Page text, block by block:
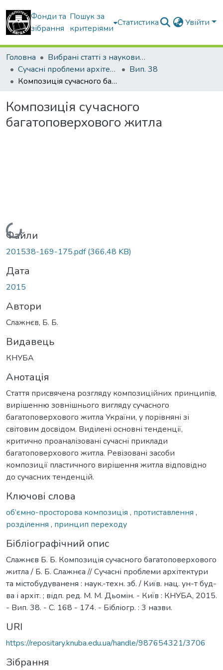
Фонди та
зібрання
Пошук за
критеріями
Статистика Увійти
Головна
Вибрані статті з наукових збірників КНУБА
Сучасні проблеми архітектури та містобудування
Вип. 38
Композиція сучасного багатоповерхового житла
Композиція сучасного
багатоповерхового житла
Вантажиться...
Файли
201538-169-175.pdf(366,48 KB)
Дата
2015
Автори
Слажнєв, Б. Б.
Видавець
КНУБА
Анотація
Стаття присвячена розгляду композиційних принципів,
вирішенню зовнішнього вигляду сучасного
багатоповерхового житла України, у порівняні зі
світовим досвідом. Виділені основні тенденції,
критично проаналізовані сучасні приклади
багатоповерхового житла. Ревізовані засоби
композиції пластичного вирішення житла відповідно
до сучасних тенденцій.
Ключові слова
об’ємно-просторова композиція , протиставлення ,
розділення , принцип переходу
Бібліографічний опис
Слажнєв Б. Б. Композиція сучасного багатоповерхового
житла / Б. Б. Слажнєа // Сучасні проблеми архітектури
та містобудуваненя : наук.-техн. зб. / Київ. нац. ун-т буд-
ва і архіт. ; відп. ред. М. М. Дьомін. - Київ : КНУБА, 2015.
- Вип. 38. - С. 168 - 174. - Бібліогр. : 3 назви.
URI
https://repositary.knuba.edu.ua/handle/987654321/3706
Зібрання